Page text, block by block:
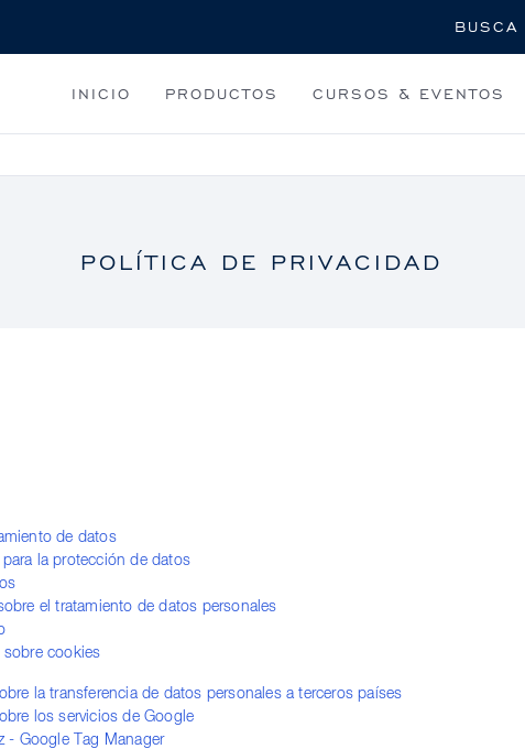
INICIO PRODUCTOS CURSOS & EVENTOS
POLÍTICA DE PRIVACIDAD
de datos
la protección de datos
el tratamiento de datos personales
cookies
la transferencia de datos personales a terceros países
los servicios de Google
- Google Tag Manager